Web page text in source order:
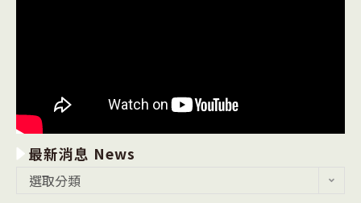
最新消息 News
選取分類